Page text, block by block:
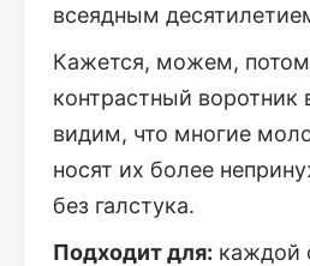
всеядным
Кажется, можем,
контрастный воротник
видим, что многие
носят их более
без галстука.
Подходит для: каждой